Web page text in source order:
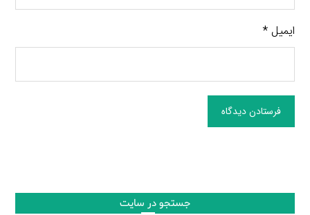
ایمیل*
فرستادن دیدگاه
جستجو در سایت